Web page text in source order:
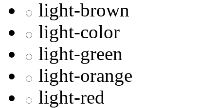
light-brown
light-color
light-green
light-orange
light-red